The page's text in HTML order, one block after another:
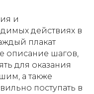
и
действиях в
плакат
описание шагов,
для оказания
а также
поступать в